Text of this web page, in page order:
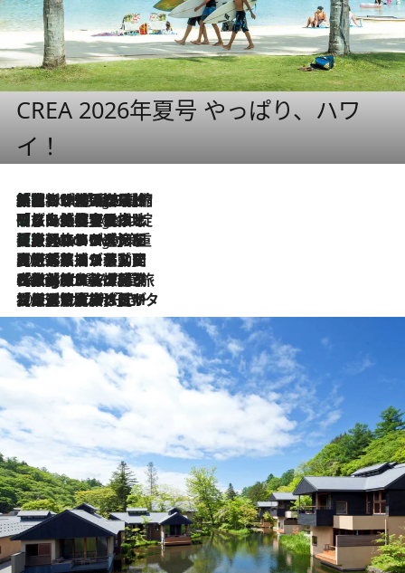
CREA 2026年夏号 やっぱり、ハワ
イ！
5 Hours Ago
「荷物が増えるほど旅ストレスは増す」美容ジャーナリストがたどり着いた最終結論。“化粧品を劇的に減らす”感動の凝縮美容とは
5 Hours Ago
「旅先には金髪ウィッグを持参」日本と同じメイクでは損してる!? 美容ジャーナリストが提案する“掟破りの旅美容”とは
5 Hours Ago
【厳選旅コスメ】「身軽さ＆UV対策重視！」ヘアアーティストshucoが選んだ夏旅ベストコスメを発表【Mサイズジップ】
2026.8.5
【厳選旅コスメ】国内をあちこち移動する河井菜摘が選んだ夏旅ベストコスメ発表！「リラックスアイテムはマスト」【Mサイズジップ】
2026.8.4
【厳選旅コスメ】「紫外線＆乾燥対策しながらメイク感も！」ヘア＆メイクGeorgeが選んだ夏旅ベストコスメを発表！【Mサイズジップ】
2026.8.3
【厳選旅コスメ】「保湿もタイパ重視！」“サウナ好き”タレント清水みさとが愛用する夏旅ベストコスメを発表！【Mサイズジップ】